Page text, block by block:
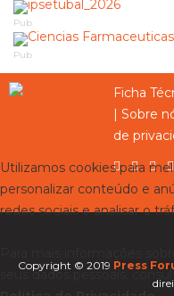
Pub
Pub
Ficha
| Sobre
de
Copyright © 2019 Press
Utilizamos cookies para
personalizar conteúdo e
redes sociais e analisar o
seus dados pessoais,